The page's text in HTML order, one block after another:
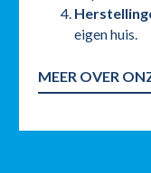
eigen huis.
MEER OVER